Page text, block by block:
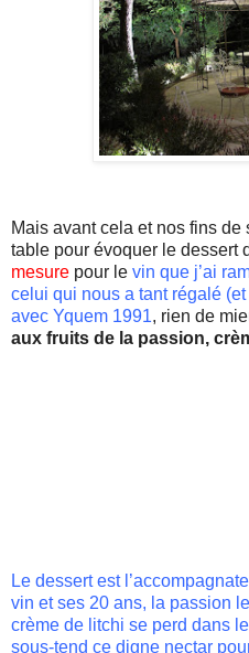
Mais avant cela et nos fins
table pour évoquer le dessert
mesure pour le vin que j’ai
celui qui nous a tant régalé
avec Yquem 1991, rien de
aux fruits de la passion,
Le dessert est
vin et ses 20 ans, la passion le
crème de litchi se perd dans
sous-tend ce digne nectar